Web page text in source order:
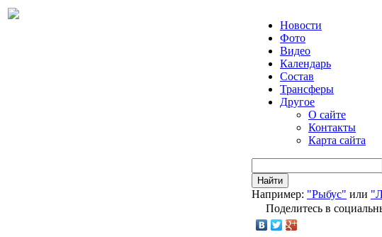
Новости
Фото
Видео
Календарь
Состав
Трансферы
Другое
О сайте
Контакты
Карта сайта
Найти
Например: "Рыбус" или
Поделитесь в